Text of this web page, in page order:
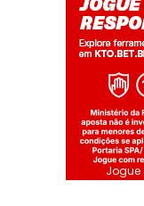
Jogue